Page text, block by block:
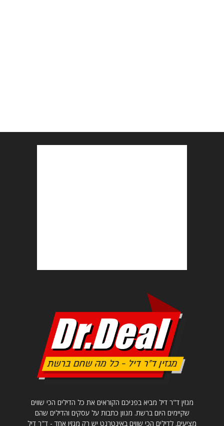
מגזין ד"ר דיל מביא בפניכם הקוראים את כל הדילים הכי שווים
שקיימים היום ברשת. מגוון כתבות על עסקים והדילים שהם
מציעים. לדילים הכי שווים באינטרנט יש רק מגזין אחד - ד"ר דיל